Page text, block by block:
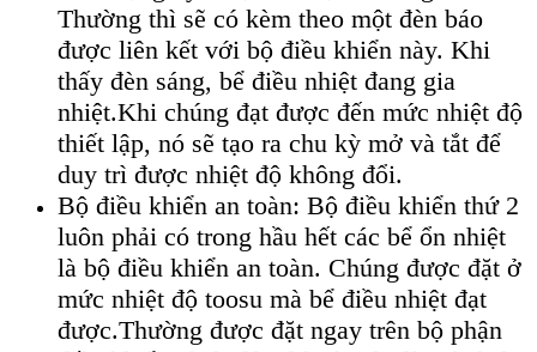
Thường thì sẽ có kèm theo một đèn báo
được liên kết với bộ điều khiển này. Khi
thấy đèn sáng, bể điều nhiệt đang gia
nhiệt.Khi chúng đạt được đến mức nhiệt độ
thiết lập, nó sẽ tạo ra chu kỳ mở và tắt để
duy trì được nhiệt độ không đổi.
Bộ điều khiển an toàn: Bộ điều khiển thứ 2
luôn phải có trong hầu hết các bể ổn nhiệt
là bộ điều khiển an toàn. Chúng được đặt ở
mức nhiệt độ toosu mà bể điều nhiệt đạt
được.Thường được đặt ngay trên bộ phận